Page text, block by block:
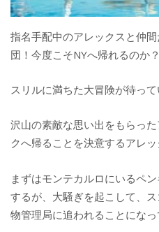
指名手配中のアレックスと仲
団！今度こそNYへ帰れるのか？
スリルに満ちた大冒険が待って
沢山の素敵な思い出をもらっ
クへ帰ることを決意するアレッ
まずはモンテカルロにいるペ
するが、大騒ぎを起こして、
物管理局に追われることになっ